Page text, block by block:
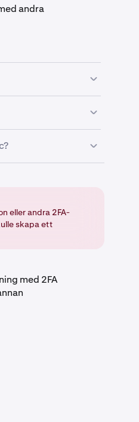
andra
säkerhetsnycklar
sidan.
lösenordsnyckel
eller andra 2FA-
skapa ett
med 2FA